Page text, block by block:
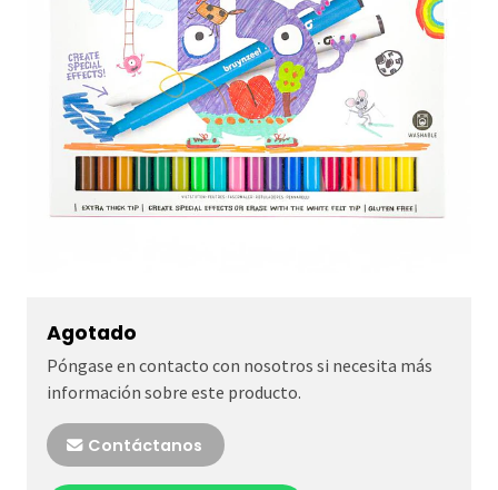
Agotado
Póngase en contacto con nosotros si necesita más
información sobre este producto.
Contáctanos